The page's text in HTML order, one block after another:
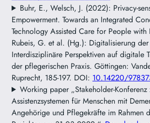
Buhr, E., Welsch, J. (2022): Privacy-
Empowerment. Towards an Integrated
Technology Assisted Care for People with
Rubeis, G. et al. (Hg.): Digitalisierung
Interdisziplinäre Perspektiven auf digitale
der pflegerischen Praxis. Göttingen:
Ruprecht, 185-197. DOI: 10.14220/
Working paper „Stakeholder-
Assistenzsystemen für Menschen mit
Angehörige und Pflegekräfte im Rahmen